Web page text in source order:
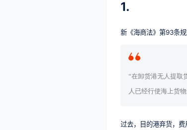
1.
新《海商法》第93条规
“在卸货港无人提取
人已经行使海上货
过去，目的港弃货，费